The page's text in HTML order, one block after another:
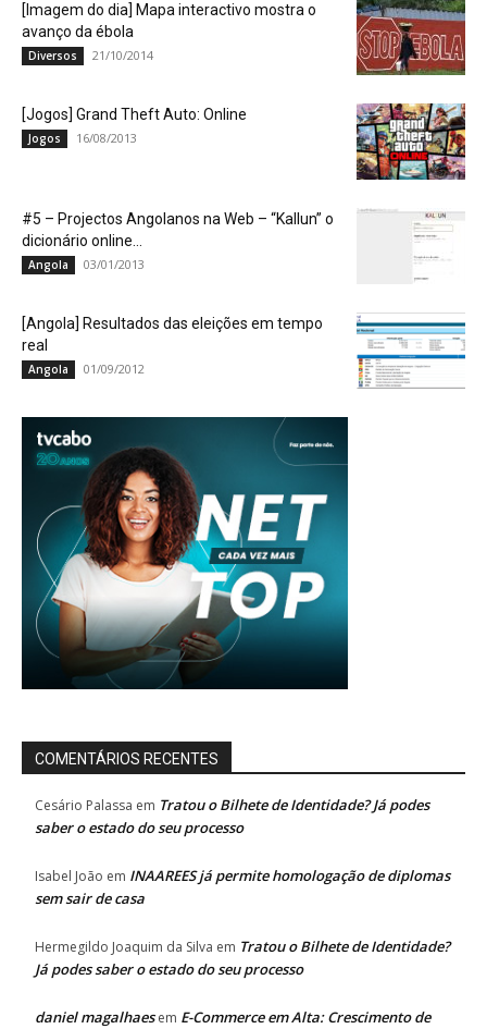
[Imagem do dia] Mapa interactivo mostra o
avanço da ébola
Diversos 21/10/2014
[Jogos] Grand Theft Auto: Online
Jogos 16/08/2013
#5 – Projectos Angolanos na Web – “Kallun” o
dicionário online...
Angola 03/01/2013
[Angola] Resultados das eleições em tempo
real
Angola 01/09/2012
COMENTÁRIOS RECENTES
Cesário Palassa em Tratou o Bilhete de Identidade? Já podes
saber o estado do seu processo
Isabel João em INAAREES já permite homologação de diplomas
sem sair de casa
Hermegildo Joaquim da Silva em Tratou o Bilhete de Identidade?
Já podes saber o estado do seu processo
daniel magalhaesem E-Commerce em Alta: Crescimento de